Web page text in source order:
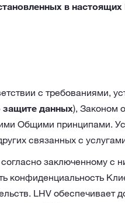
в
с требованиями,
защите данных), Законом
Общими принципами.
связанных с
заключенному с
конфиденциальность
LHV обеспечивает